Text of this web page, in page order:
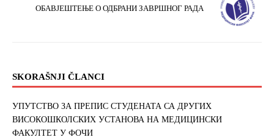
ОБАВЈЕШТЕЊЕ О ОДБРАНИ ЗАВРШНОГ РАДА
SKORAŠNJI ČLANCI
УПУТСТВО ЗА ПРЕПИС СТУДЕНАТА СА ДРУГИХ
ВИСОКОШКОЛСКИХ УСТАНОВА НА МЕДИЦИНСКИ
ФАКУЛТЕТ У ФОЧИ